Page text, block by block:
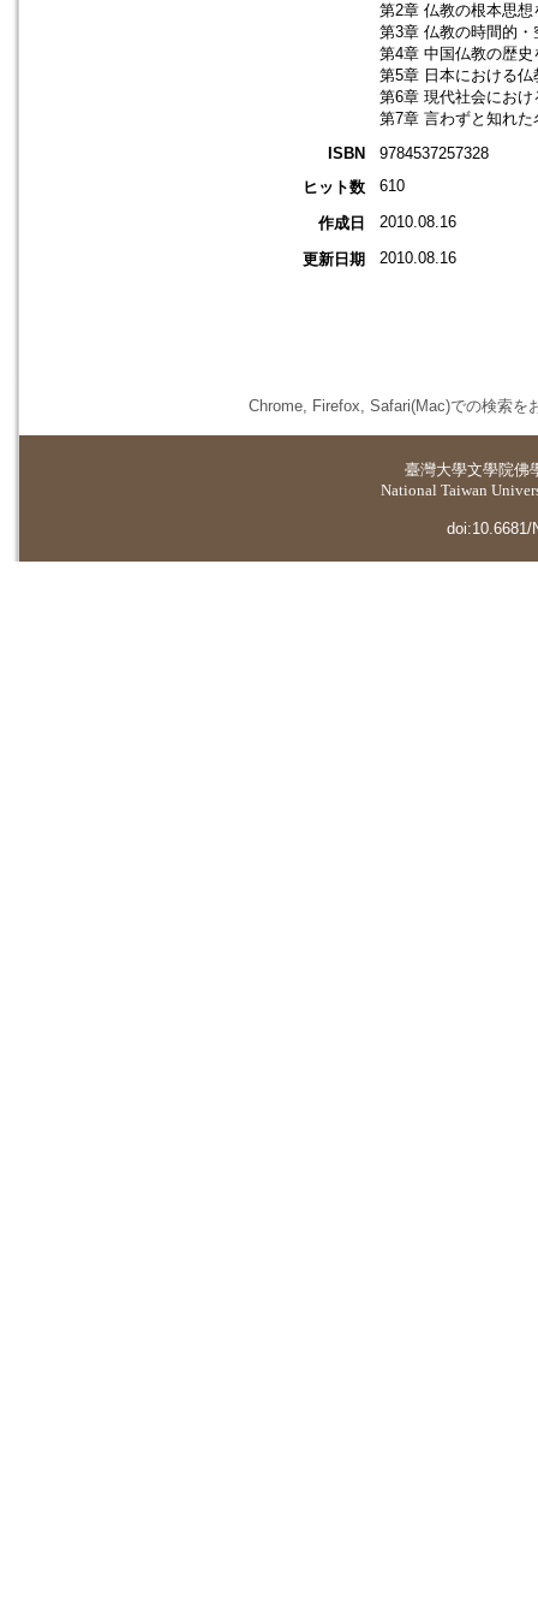
第2章 仏教の根本思想
第3章 仏教の時間的
第4章 中国仏教の歴史
第5章 日本における
第6章 現代社会におけ
第7章 言わずと知れた
ISBN
9784537257328
ヒット数
610
作成日 2010.08.16
更新日期 2010.08.16
Chrome, Firefox, Safari(Mac)での検索を
臺灣大學文學院佛
National Taiwan
doi:10.6681/